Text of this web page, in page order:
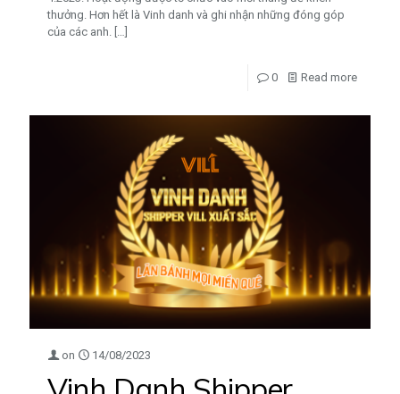
thưởng. Hơn hết là Vinh danh và ghi nhận những đóng góp
của các anh. […]
0 Read more
on 14/08/2023